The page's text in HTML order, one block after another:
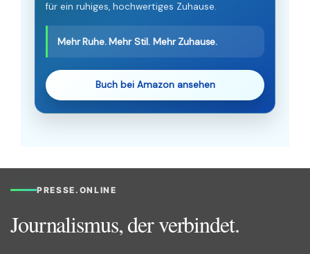
für ein ruhiges, hochwertiges Zuhause.
Mehr Ruhe. Mehr Stil. Mehr Zuhause.
Buch bei Amazon ansehen
PRESSE.ONLINE
Journalismus, der verbindet.